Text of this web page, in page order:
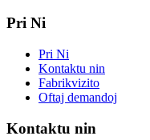
Pri Ni
Pri Ni
Kontaktu nin
Fabrikvizito
Oftaj demandoj
Kontaktu nin